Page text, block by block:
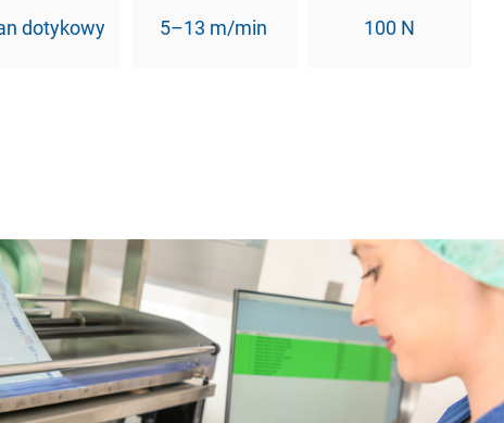
dotykowy 5–13 m/min 100 N